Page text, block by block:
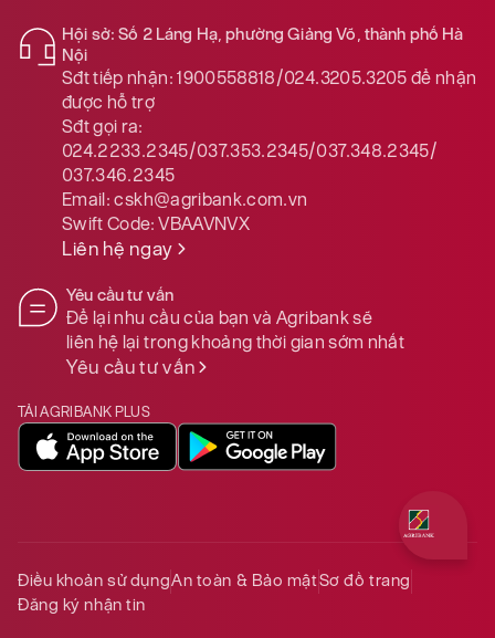
Hội sở: Số 2 Láng Hạ, phường Giảng Võ, thành phố Hà
Nội
Sđt tiếp nhận: 1900558818/024.3205.3205để nhận
được hỗ trợ
Sđt gọi ra:
024.2233.2345/037.353.2345/037.348.2345/
037.346.2345
Email:cskh@agribank.com.vn
Swift Code:VBAAVNVX
Liên hệ ngay
Yêu cầu tư vấn
Để lại nhu cầu của bạn và Agribank sẽ
liên hệ lại trong khoảng thời gian sớm nhất
Yêu cầu tư vấn
TẢI AGRIBANK PLUS
Điều khoản sử dụngAn toàn & Bảo mậtSơ đồ trang
Đăng ký nhận tin
Quý